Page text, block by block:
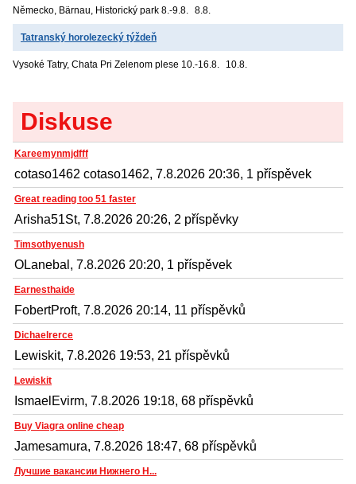
Německo, Bärnau, Historický park 8.-9.8. 8.8.
Tatranský horolezecký týždeň
Vysoké Tatry, Chata Pri Zelenom plese 10.-16.8. 10.8.
Diskuse
Kareemynmjdfff
cotaso1462 cotaso1462, 7.8.2026 20:36, 1 příspěvek
Great reading too 51 faster
Arisha51St, 7.8.2026 20:26, 2 příspěvky
Timsothyenush
OLanebal, 7.8.2026 20:20, 1 příspěvek
Earnesthaide
FobertProft, 7.8.2026 20:14, 11 příspěvků
Dichaelrerce
Lewiskit, 7.8.2026 19:53, 21 příspěvků
Lewiskit
IsmaelEvirm, 7.8.2026 19:18, 68 příspěvků
Buy Viagra online cheap
Jamesamura, 7.8.2026 18:47, 68 příspěvků
Лучшие вакансии Нижнего Н...